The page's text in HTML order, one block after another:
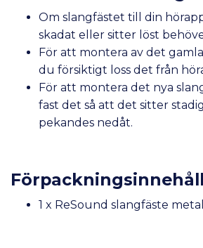
Om slangfästet till din
skadat eller sitter löst
För att montera av det
du försiktigt loss det från
För att montera det nya
fast det så att det sitter
pekandes nedåt.
Förpackningsinnehåll
1 x ReSound slangfäste metall